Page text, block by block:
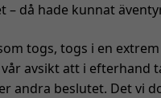
– då hade kunnat
togs, togs i en
avsikt att i efterhand
andra beslutet. Det vi